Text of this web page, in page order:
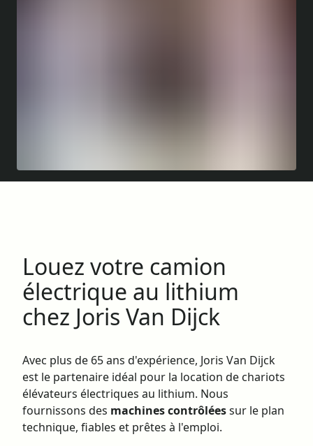
Louez votre camion
électrique au lithium
chez Joris Van Dijck
Avec plus de 65 ans d'expérience, Joris Van Dijck
est le partenaire idéal pour la location de chariots
élévateurs électriques au lithium. Nous
fournissons des machines contrôléessur le plan
technique, fiables et prêtes à l'emploi.